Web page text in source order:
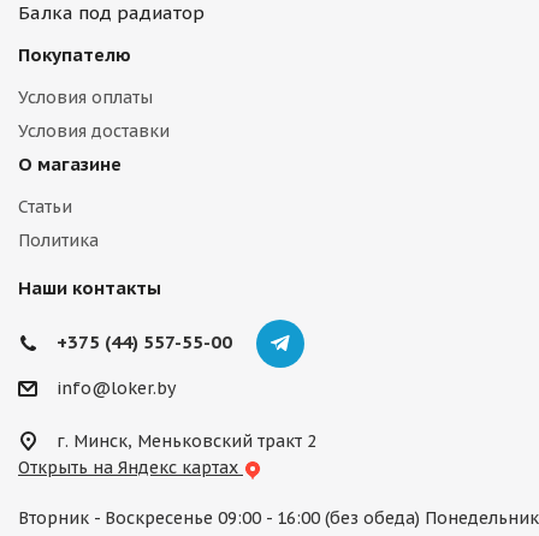
Балка под радиатор
Покупателю
Условия оплаты
Условия доставки
О магазине
Статьи
Политика
Наши контакты
+375 (44) 557-55-00
info@loker.by
г. Минск, Меньковский тракт 2
Открыть на Яндекс картах
Вторник - Воскресенье 09:00 - 16:00 (без обеда) Понедельник